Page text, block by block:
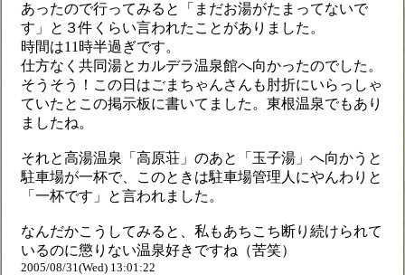
あったので行ってみると「まだお湯がたまってないで
す」と３件くらい言われたことがありました。
時間は11時半過ぎです。
仕方なく共同湯とカルデラ温泉館へ向かったのでした。
そうそう！この日はごまちゃんさんも肘折にいらっしゃ
ていたとこの掲示板に書いてました。東根温泉でもあり
ましたね。
それと高湯温泉「高原荘」のあと「玉子湯」へ向かうと
駐車場が一杯で、このときは駐車場管理人にやんわりと
「一杯です」と言われました。
なんだかこうしてみると、私もあちこち断り続けられて
いるのに懲りない温泉好きですね（苦笑）
2005/08/31(Wed) 13:01:22